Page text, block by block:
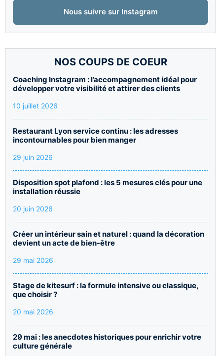
Nous suivre sur Instagram
NOS COUPS DE COEUR
Coaching Instagram : l’accompagnement idéal pour
développer votre visibilité et attirer des clients
10 juillet 2026
Restaurant Lyon service continu : les adresses
incontournables pour bien manger
29 juin 2026
Disposition spot plafond : les 5 mesures clés pour une
installation réussie
20 juin 2026
Créer un intérieur sain et naturel : quand la décoration
devient un acte de bien-être
29 mai 2026
Stage de kitesurf : la formule intensive ou classique,
que choisir ?
20 mai 2026
29 mai : les anecdotes historiques pour enrichir votre
culture générale